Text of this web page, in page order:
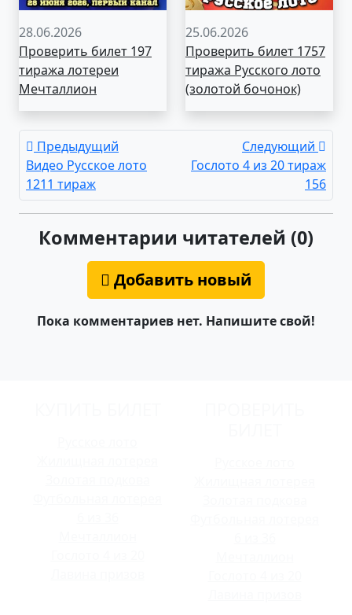
28.06.2026
Проверить билет 197
тиража лотереи
Мечталлион
25.06.2026
Проверить билет 1757
тиража Русского лото
(золотой бочонок)
Предыдущий
Видео Русское лото
1211 тираж
Следующий
Гослото 4 из 20 тираж
156
Комментарии читателей (0)
Добавить новый
Пока комментариев нет. Напишите свой!